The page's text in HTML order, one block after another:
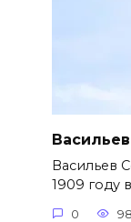
Васильев
1909 году
0 98